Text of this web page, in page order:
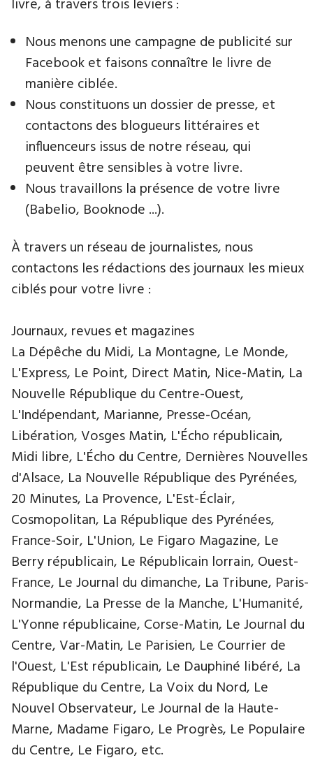
livre​, à travers trois leviers :
Nous menons une campagne de publicité sur
Facebook et faisons connaître le livre de
manière ciblée.
Nous constituons un dossier de presse, et
contactons des blogueurs littéraires et
influenceurs issus de notre réseau, qui
peuvent être sensibles à votre livre.
Nous travaillons la présence de votre livre
(Babelio, Booknode ...).
À travers un réseau de journalistes, nous
contactons les rédactions des journaux les mieux
ciblés pour votre livre :
Journaux, revues et magazines
La Dépêche du Midi, La Montagne, Le Monde,
L'Express, Le Point, Direct Matin, Nice-Matin, La
Nouvelle République du Centre-Ouest,
L'Indépendant, Marianne, Presse-Océan,
Libération, Vosges Matin, L'Écho républicain,
Midi libre, L'Écho du Centre, Dernières Nouvelles
d'Alsace, La Nouvelle République des Pyrénées,
20 Minutes, La Provence, L'Est-Éclair,
Cosmopolitan, La République des Pyrénées,
France-Soir, L'Union, Le Figaro Magazine, Le
Berry républicain, Le Républicain lorrain, Ouest-
France, Le Journal du dimanche, La Tribune, Paris-
Normandie, La Presse de la Manche, L'Humanité,
L'Yonne républicaine, Corse-Matin, Le Journal du
Centre, Var-Matin, Le Parisien, Le Courrier de
l'Ouest, L'Est républicain, Le Dauphiné libéré, La
République du Centre, La Voix du Nord, Le
Nouvel Observateur, Le Journal de la Haute-
Marne, Madame Figaro, Le Progrès, Le Populaire
du Centre, Le Figaro, etc.